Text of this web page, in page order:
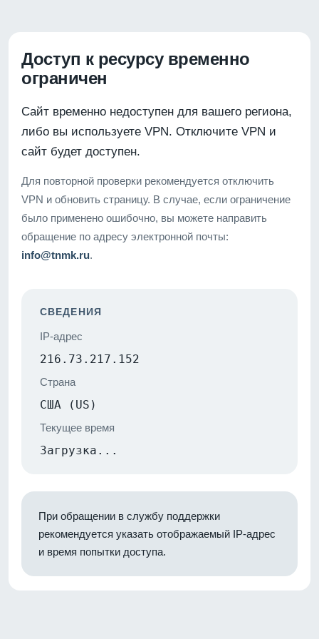
Доступ к ресурсу временно
ограничен
Сайт временно недоступен для вашего региона,
либо вы используете VPN. Отключите VPN и
сайт будет доступен.
Для повторной проверки рекомендуется отключить
VPN и обновить страницу. В случае, если ограничение
было применено ошибочно, вы можете направить
обращение по адресу электронной почты:
info@tnmk.ru.
СВЕДЕНИЯ
IP-адрес
216.73.217.152
Страна
США (US)
Текущее время
Загрузка...
При обращении в службу поддержки
рекомендуется указать отображаемый IP-адрес
и время попытки доступа.